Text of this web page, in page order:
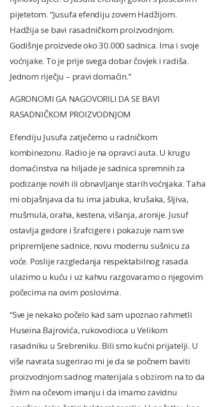
pijetetom. “Jusufa efendiju zovem Hadžijom.
Hadžija se bavi rasadničkom proizvodnjom.
Godišnje proizvede oko 30.000 sadnica. Ima i svoje
voćnjake. To je prije svega dobar čovjek i radiša.
Jednom riječju – pravi domaćin.”
AGRONOMI GA NAGOVORILI DA SE BAVI
RASADNIČKOM PROIZVODNJOM
Efendiju Jusufa zatječemo u radničkom
kombinezonu. Radio je na opravci auta. U krugu
domaćinstva na hiljade je sadnica spremnih za
podizanje novih ili obnavljanje starih voćnjaka. Taha
mi objašnjava da tu ima jabuka, krušaka, šljiva,
mušmula, oraha, kestena, višanja, aronije. Jusuf
ostavlja gedore i šrafcigere i pokazuje nam sve
pripremljene sadnice, novu modernu sušnicu za
voće. Poslije razgledanja respektabilnog rasada
ulazimo u kuću i uz kahvu razgovaramo o njegovim
počecima na ovim poslovima.
“Sve je nekako počelo kad sam upoznao rahmetli
Huseina Bajrovića, rukovodioca u Velikom
rasadniku u Srebreniku. Bili smo kućni prijatelji. U
više navrata sugerirao mi je da se počnem baviti
proizvodnjom sadnog materijala s obzirom na to da
živim na očevom imanju i da imamo zavidnu